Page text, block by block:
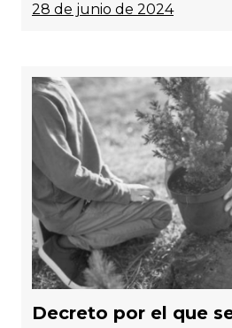
28 de junio de 2024
Decreto por el que